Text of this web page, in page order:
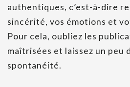
authentiques, c’est-à-dire
sincérité, vos émotions et
Pour cela, oubliez les
maîtrisées et laissez un peu
spontanéité.